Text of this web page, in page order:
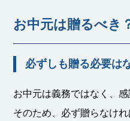
お中元は贈るべき
必ずしも贈る必要は
お中元は義務ではなく、
そのため、必ず贈らなけ